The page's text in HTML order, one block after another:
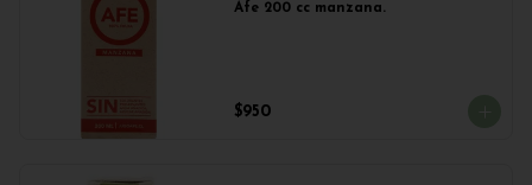
Afe 200 cc manzana.
$950